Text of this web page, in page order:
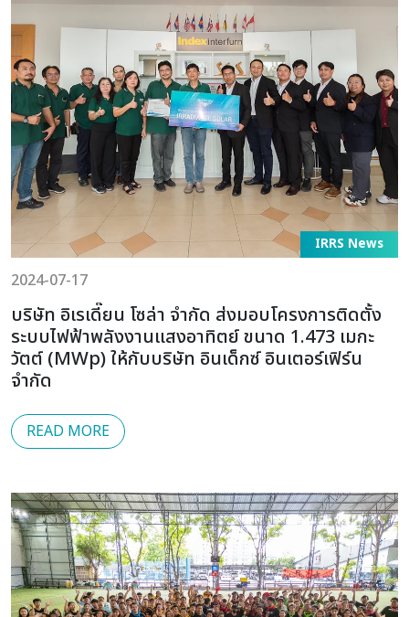
IRRS News
2024-07-17
บริษัท อิเรเดี๊ยน โซล่า จำกัด ส่งมอบโครงการติดตั้ง
ระบบไฟฟ้าพลังงานแสงอาทิตย์ ขนาด 1.473 เมกะ
วัตต์ (MWp) ให้กับบริษัท อินเด็กซ์ อินเตอร์เฟิร์น
จำกัด
READ MORE